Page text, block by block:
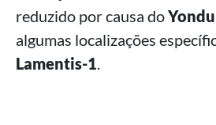
reduzido por causa doYondu
algumas localizações
Lamentis-1.